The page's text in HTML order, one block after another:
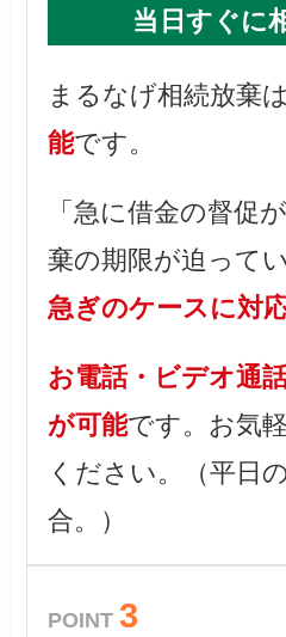
当日すぐに
まるなげ相続放棄は
能です。
「急に借金の督促
棄の期限が迫って
急ぎのケースに対
お電話・ビデオ通
が可能です。お気
ください。（平日
合。）
POINT 3